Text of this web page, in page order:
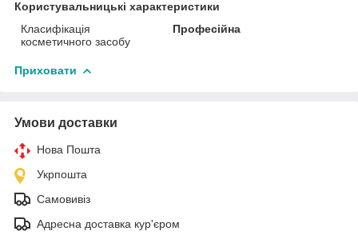
Користувальницькі характеристики
Класифікація
косметичного засобу
Професійна
Приховати
Умови доставки
Нова Пошта
Укрпошта
Самовивіз
Адресна доставка кур'єром